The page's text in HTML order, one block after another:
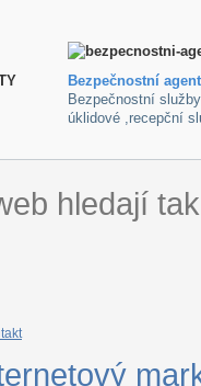
Bezpečnostní
Bezpečnostní
úklidové ,recepční
hledají